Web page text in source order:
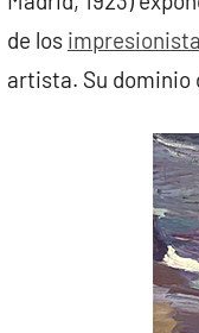
de los
artista. Su dominio